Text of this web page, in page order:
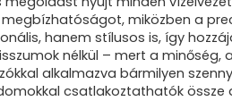
miközben a
hanem stílusos is, így
nélkül – mert a
alkalmazva bármilyen
csatlakoztathatók